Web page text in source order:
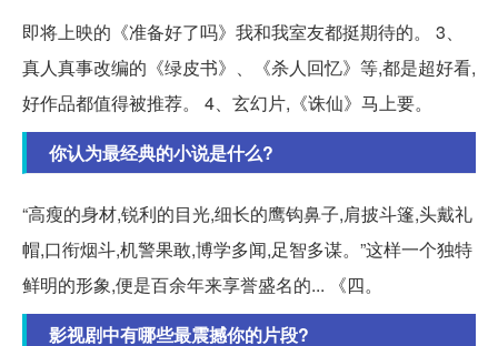
即将上映的《准备好了吗》我和我室友都挺期待的。 3、
真人真事改编的《绿皮书》、《杀人回忆》等,都是超好看,
好作品都值得被推荐。 4、玄幻片,《诛仙》马上要。
你认为最经典的小说是什么?
“高瘦的身材,锐利的目光,细长的鹰钩鼻子,肩披斗篷,头戴礼
帽,口衔烟斗,机警果敢,博学多闻,足智多谋。”这样一个独特
鲜明的形象,便是百余年来享誉盛名的... 《四。
影视剧中有哪些最震撼你的片段?